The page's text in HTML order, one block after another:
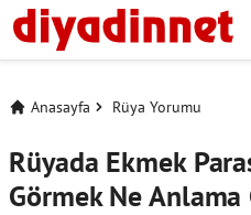
Anasayfa Rüya Yorumu
Rüyada Ekmek
Görmek Ne Anlama